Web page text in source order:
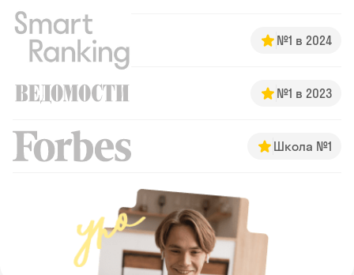
№1 в 2024
№1 в 2023
Школа №1